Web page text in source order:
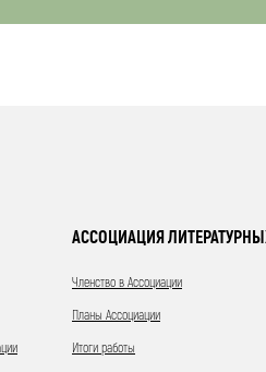
АССОЦИАЦИЯ
Членство в Ассоциации
Планы Ассоциации
Итоги работы